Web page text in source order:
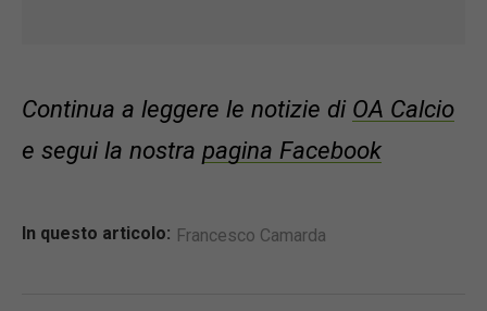
Continua a leggere le notizie di OA Calcio
e segui la nostra pagina Facebook
In questo articolo: Francesco Camarda